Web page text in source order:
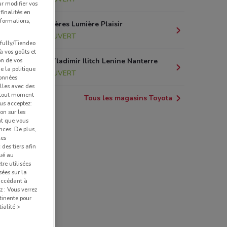
5 rue des Frères Lumière Plaisir
OUVERT
58 avenue Vladimir Ilitch Lenine Nanterre
11.3 km
OUVERT
Tous les magasins Toyota
modifier vos
en
Tiendeo
vos goûts et
de vos
la politique
avec des
moment
acceptez:
sur les
que vous
De plus,
tiers afin
au
utilisées
sur la
à
Vous verrez
pour
>